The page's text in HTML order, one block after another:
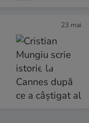
23 mai